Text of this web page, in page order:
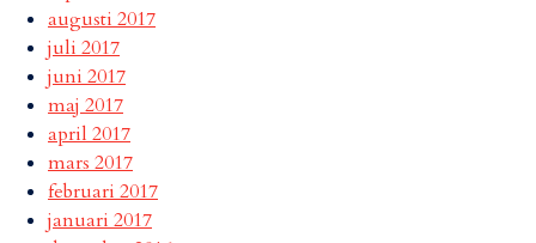
augusti 2017
juli 2017
juni 2017
maj 2017
april 2017
mars 2017
februari 2017
januari 2017